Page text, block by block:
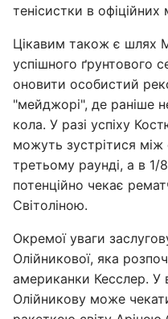
тенісистки в
Цікавим також є шлях
успішного ґрунтового
оновити особистий
"мейджорі", де раніше
кола. У разі успіху
можуть зустрітися
третьому раунді, а в 1/
потенційно чекає
Світоліною.
Окремої уваги
Олійникової, яка
американки Кесслер. У
Олійникову може